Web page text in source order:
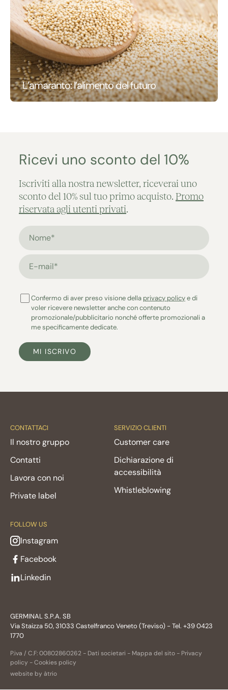
L’amaranto: l’alimento del futuro
Ricevi uno sconto del 10%
Iscriviti alla nostra newsletter, riceverai uno
sconto del 10% sul tuo primo acquisto. Promo
riservata agli utenti privati.
Confermo di aver preso visione della privacy policye di
voler ricevere newsletter anche con contenuto
promozionale/pubblicitario nonché offerte promozionali a
me specificamente dedicate.
MI ISCRIVO
CONTATTACI
Il nostro gruppo
Contatti
Lavora con noi
Private label
SERVIZIO CLIENTI
Customer care
Dichiarazione di
accessibilità
Whistleblowing
FOLLOW US
Instagram
Facebook
Linkedin
GERMINAL S.P.A. SB
Via Staizza 50, 31033 Castelfranco Veneto (Treviso) - Tel. +39 0423
1770
P.iva / C.F: 00802860262 - Dati societari - Mappa del sito - Privacy
policy -Cookies policy
website by àtrio